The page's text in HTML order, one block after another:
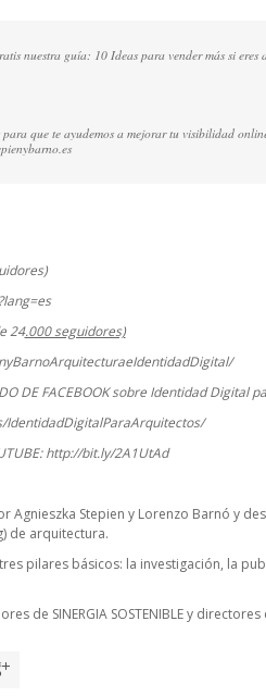
nuestra guía: 10 Ideas para vender más si eres
que te ayudemos a mejorar tu visibilidad
24.000 seguidores)
DE FACEBOOK sobre Identidad Digital
http://bit.ly/2A1UtAd
Agnieszka Stepien y Lorenzo Barnó y
de arquitectura.
pilares básicos: la investigación, la
de SINERGIA SOSTENIBLEy directores